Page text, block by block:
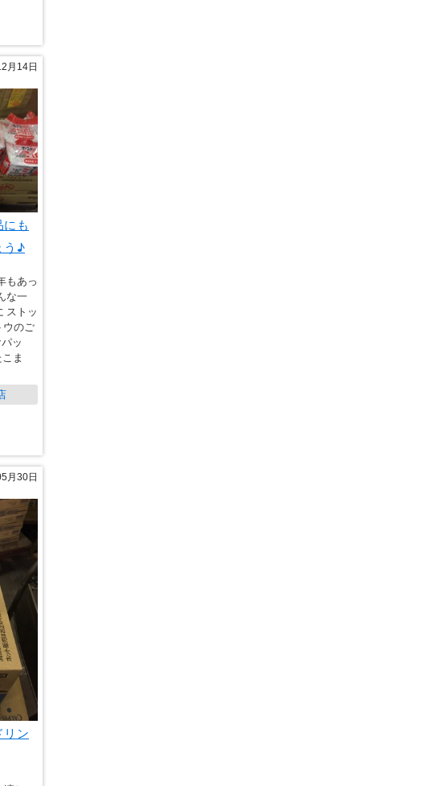
月14日
も
う♪
もあっ
な一
ストッ
ウのご
ッ
ま
月30日
リン